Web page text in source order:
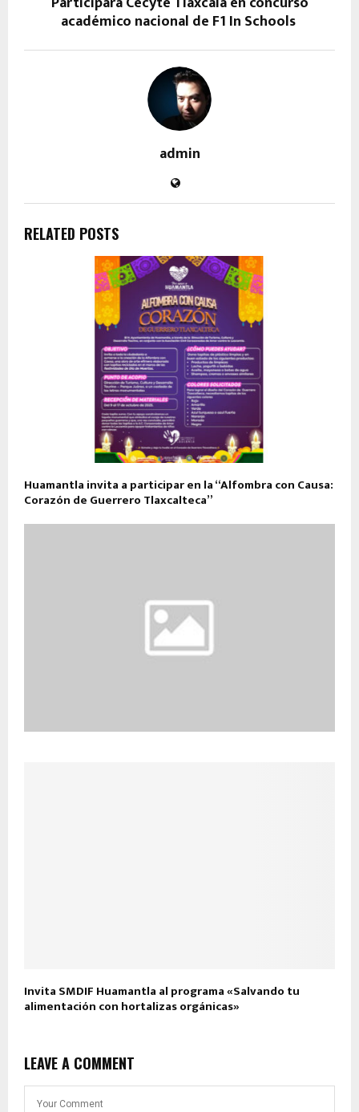
académico nacional de F1 In Schools
admin
RELATED POSTS
Huamantla invita a participar en la “Alfombra con Causa:
Corazón de Guerrero Tlaxcalteca”
Invita SMDIF Huamantla al programa «Salvando tu
alimentación con hortalizas orgánicas»
LEAVE A COMMENT